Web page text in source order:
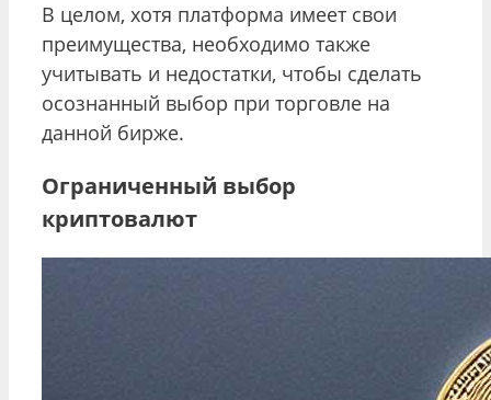
В целом, хотя платформа имеет свои
преимущества, необходимо также
учитывать и недостатки, чтобы сделать
осознанный выбор при торговле на
данной бирже.
Ограниченный выбор
криптовалют